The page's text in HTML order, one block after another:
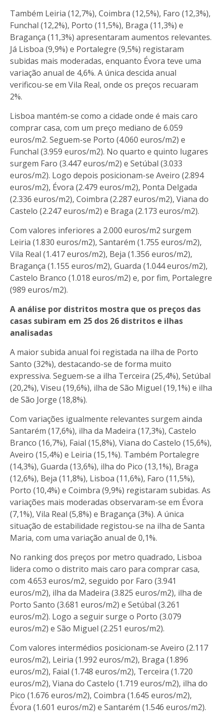
Também Leiria (12,7%), Coimbra (12,5%), Faro (12,3%),
Funchal (12,2%), Porto (11,5%), Braga (11,3%) e
Bragança (11,3%) apresentaram aumentos relevantes.
Já Lisboa (9,9%) e Portalegre (9,5%) registaram
subidas mais moderadas, enquanto Évora teve uma
variação anual de 4,6%. A única descida anual
verificou-se em Vila Real, onde os preços recuaram
2%.
Lisboa mantém-se como a cidade onde é mais caro
comprar casa, com um preço mediano de 6.059
euros/m2. Seguem-se Porto (4.060 euros/m2) e
Funchal (3.959 euros/m2). No quarto e quinto lugares
surgem Faro (3.447 euros/m2) e Setúbal (3.033
euros/m2). Logo depois posicionam-se Aveiro (2.894
euros/m2), Évora (2.479 euros/m2), Ponta Delgada
(2.336 euros/m2), Coimbra (2.287 euros/m2), Viana do
Castelo (2.247 euros/m2) e Braga (2.173 euros/m2).
Com valores inferiores a 2.000 euros/m2 surgem
Leiria (1.830 euros/m2), Santarém (1.755 euros/m2),
Vila Real (1.417 euros/m2), Beja (1.356 euros/m2),
Bragança (1.155 euros/m2), Guarda (1.044 euros/m2),
Castelo Branco (1.018 euros/m2) e, por fim, Portalegre
(989 euros/m2).
A análise por distritos mostra que os preços das
casas subiram em 25 dos 26 distritos e ilhas
analisadas
A maior subida anual foi registada na ilha de Porto
Santo (32%), destacando-se de forma muito
expressiva. Seguem-se a ilha Terceira (25,4%), Setúbal
(20,2%), Viseu (19,6%), ilha de São Miguel (19,1%) e ilha
de São Jorge (18,8%).
Com variações igualmente relevantes surgem ainda
Santarém (17,6%), ilha da Madeira (17,3%), Castelo
Branco (16,7%), Faial (15,8%), Viana do Castelo (15,6%),
Aveiro (15,4%) e Leiria (15,1%). Também Portalegre
(14,3%), Guarda (13,6%), ilha do Pico (13,1%), Braga
(12,6%), Beja (11,8%), Lisboa (11,6%), Faro (11,5%),
Porto (10,4%) e Coimbra (9,9%) registaram subidas. As
variações mais moderadas observaram-se em Évora
(7,1%), Vila Real (5,8%) e Bragança (3%). A única
situação de estabilidade registou-se na ilha de Santa
Maria, com uma variação anual de 0,1%.
No ranking dos preços por metro quadrado, Lisboa
lidera como o distrito mais caro para comprar casa,
com 4.653 euros/m2, seguido por Faro (3.941
euros/m2), ilha da Madeira (3.825 euros/m2), ilha de
Porto Santo (3.681 euros/m2) e Setúbal (3.261
euros/m2). Logo a seguir surge o Porto (3.079
euros/m2) e São Miguel (2.251 euros/m2).
Com valores intermédios posicionam-se Aveiro (2.117
euros/m2), Leiria (1.992 euros/m2), Braga (1.896
euros/m2), Faial (1.748 euros/m2), Terceira (1.720
euros/m2), Viana do Castelo (1.719 euros/m2), ilha do
Pico (1.676 euros/m2), Coimbra (1.645 euros/m2),
Évora (1.601 euros/m2) e Santarém (1.546 euros/m2).